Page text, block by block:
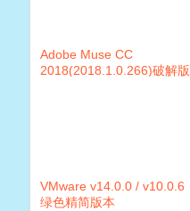
Adobe Muse CC
2018(2018.1.0.266)破解版
VMware v14.0.0 / v10.0.6
绿色精简版本